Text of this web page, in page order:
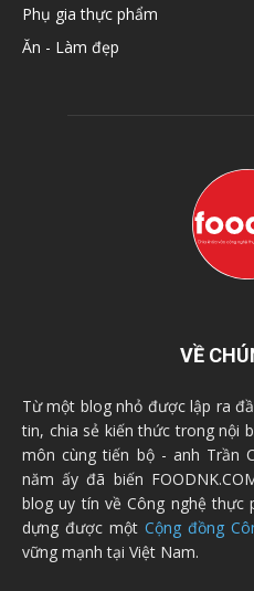
Phụ gia thực phẩm
Ăn - Làm đẹp
VỀ
Từ một blog nhỏ được lập ra
tin, chia sẻ kiến thức trong nội
môn cùng tiến bộ - anh Trần
năm ấy đã biến
blog uy tín về Công nghệ thực
dựng được một Cộng đồng
vững mạnh tại Việt Nam.